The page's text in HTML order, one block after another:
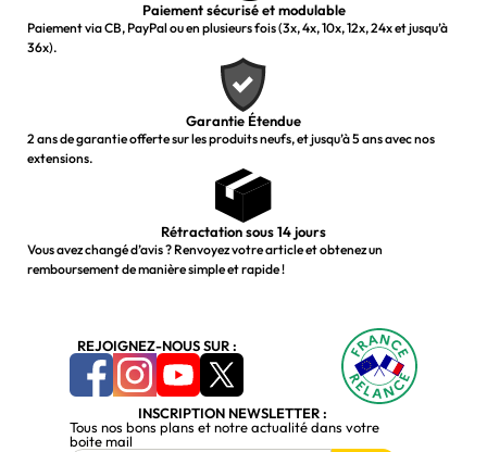
Paiement sécurisé et modulable
Paiement via CB, PayPal ou en plusieurs fois (3x, 4x, 10x, 12x, 24x et jusqu’à
36x).
Garantie Étendue
2 ans de garantie offerte sur les produits neufs, et jusqu’à 5 ans avec nos
extensions.
Rétractation sous 14 jours
Vous avez changé d’avis ? Renvoyez votre article et obtenez un
remboursement de manière simple et rapide !
REJOIGNEZ-NOUS SUR :
INSCRIPTION NEWSLETTER :
Tous nos bons plans et notre actualité dans votre
boite mail